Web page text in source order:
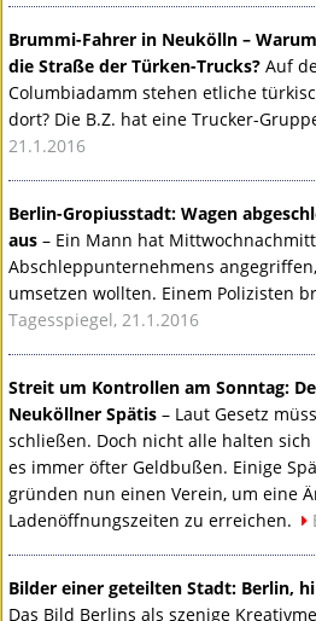
Brummi-Fahrer in Neukölln –
die Straße der Türken-Trucks? Auf
Columbiadamm stehen etliche
dort? Die B.Z. hat eine Trucker-
21.1.2016
Berlin-Gropiusstadt: Wagen
aus – Ein Mann hat
Abschleppunternehmens
umsetzen wollten. Einem Polizisten
Tagesspiegel, 21.1.2016
Streit um Kontrollen am Sonntag:
Neuköllner Spätis – Laut Gesetz
schließen. Doch nicht alle halten
es immer öfter Geldbußen. Einige
gründen nun einen Verein, um eine
Ladenöffnungszeiten zu erreichen.
Bilder einer geteilten Stadt: Berlin,
Das Bild Berlins als szenige